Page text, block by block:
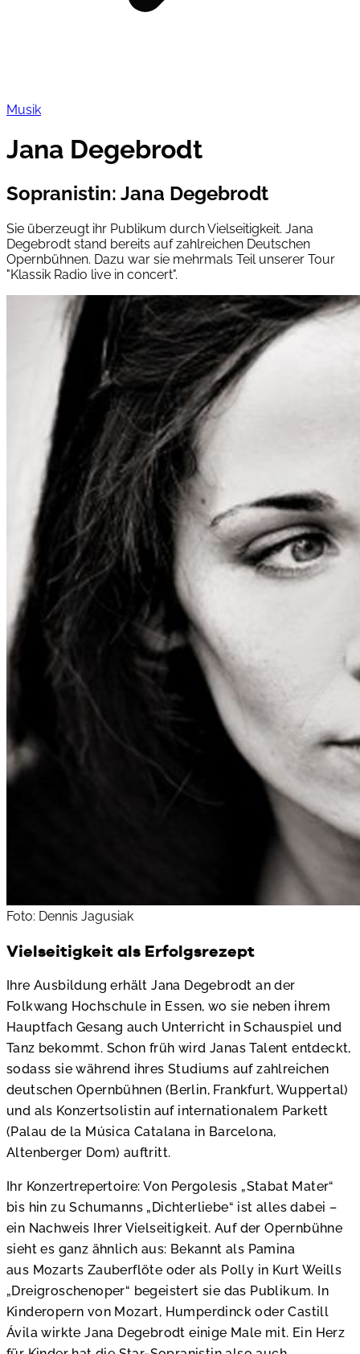
Musik
Jana Degebrodt
Sopranistin: Jana Degebrodt
Sie überzeugt ihr Publikum durch Vielseitigkeit. Jana
Degebrodt stand bereits auf zahlreichen Deutschen
Opernbühnen. Dazu war sie mehrmals Teil unserer Tour
"Klassik Radio live in concert".
Foto: Dennis Jagusiak
Vielseitigkeit als Erfolgsrezept
Ihre Ausbildung erhält Jana Degebrodt an der
Folkwang Hochschule in Essen, wo sie neben ihrem
Hauptfach Gesang auch Unterricht in Schauspiel und
Tanz bekommt. Schon früh wird Janas Talent entdeckt,
sodass sie während ihres Studiums auf zahlreichen
deutschen Opernbühnen (Berlin, Frankfurt, Wuppertal)
und als Konzertsolistin auf internationalem Parkett
(Palau de la Música Catalana in Barcelona,
Altenberger Dom) auftritt.
Ihr Konzertrepertoire: Von Pergolesis „Stabat Mater“
bis hin zu Schumanns „Dichterliebe“ ist alles dabei –
ein Nachweis Ihrer Vielseitigkeit. Auf der Opernbühne
sieht es ganz ähnlich aus: Bekannt als Pamina
aus Mozarts Zauberflöte oder als Polly in Kurt Weills
„Dreigroschenoper“ begeistert sie das Publikum. In
Kinderopern von Mozart, Humperdinck oder Castill
Ávila wirkte Jana Degebrodt einige Male mit. Ein Herz